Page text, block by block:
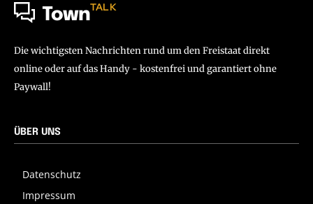
TownTALK
Die wichtigsten Nachrichten rund um den Freistaat direkt
online oder auf das Handy - kostenfrei und garantiert ohne
Paywall!
ÜBER UNS
Datenschutz
Impressum